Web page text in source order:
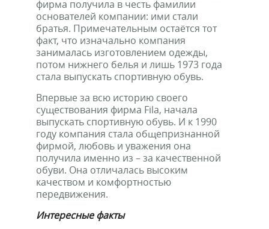
фирма получила в честь фамилии
основателей компании: ими стали
братья. Примечательным остаётся тот
факт, что изначально компания
занималась изготовлением одежды,
потом нижнего белья и лишь 1973 года
стала выпускать спортивную обувь.
Впервые за всю историю своего
существования фирма Fila, начала
выпускать спортивную обувь. И к 1990
году компания стала общепризнанной
фирмой, любовь и уважения она
получила именно из – за качественной
обуви. Она отличалась высоким
качеством и комфортностью
передвижения.
Интересные факты